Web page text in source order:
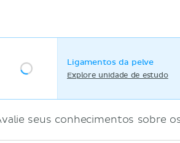
Ligamentos da pelve
Explore unidade de estudo
seus conhecimentos sobre